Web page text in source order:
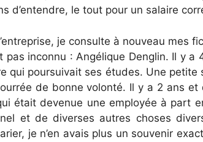
d’entendre, le tout pour un salaire
je consulte à nouveau mes
pas inconnu : Angélique Denglin. Il y a
qui poursuivait ses études. Une petite
de bonne volonté. Il y a 2 ans et
était devenue une employée à part
et de diverses autres choses
je n’en avais plus un souvenir